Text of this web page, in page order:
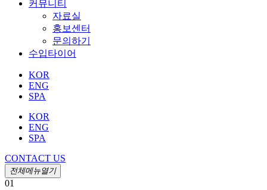
커뮤니티
자료실
홍보센터
문의하기
수입타이어
KOR
ENG
SPA
KOR
ENG
SPA
CONTACT US
전체메뉴열기
01